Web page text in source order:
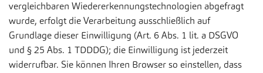
vergleichbaren Wiedererkennungstechnologien abgefragt
wurde, erfolgt die Verarbeitung ausschließlich auf
Grundlage dieser Einwilligung (Art. 6 Abs. 1 lit. a DSGVO
und § 25 Abs. 1 TDDDG); die Einwilligung ist jederzeit
widerrufbar. Sie können Ihren Browser so einstellen, dass